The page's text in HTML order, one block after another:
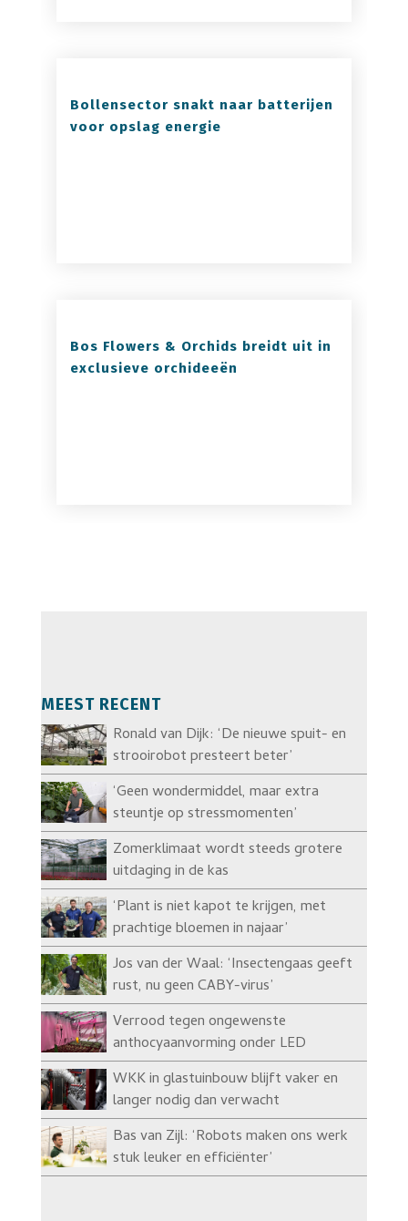
Bollensector snakt naar batterijen
voor opslag energie
Bos Flowers & Orchids breidt uit in
exclusieve orchideeën
MEEST RECENT
Ronald van Dijk: ‘De nieuwe spuit- en
strooirobot presteert beter’
‘Geen wondermiddel, maar extra
steuntje op stressmomenten’
Zomerklimaat wordt steeds grotere
uitdaging in de kas
‘Plant is niet kapot te krijgen, met
prachtige bloemen in najaar’
Jos van der Waal: ‘Insectengaas geeft
rust, nu geen CABY-virus’
Verrood tegen ongewenste
anthocyaanvorming onder LED
WKK in glastuinbouw blijft vaker en
langer nodig dan verwacht
Bas van Zijl: ‘Robots maken ons werk
stuk leuker en efficiënter’